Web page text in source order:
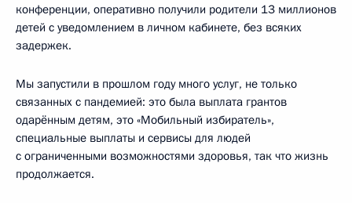
конференции, оперативно получили родители 13 миллионов
детей с уведомлением в личном кабинете, без всяких
задержек.
Мы запустили в прошлом году много услуг, не только
связанных с пандемией: это была выплата грантов
одарённым детям, это «Мобильный избиратель»,
специальные выплаты и сервисы для людей
с ограниченными возможностями здоровья, так что жизнь
продолжается.